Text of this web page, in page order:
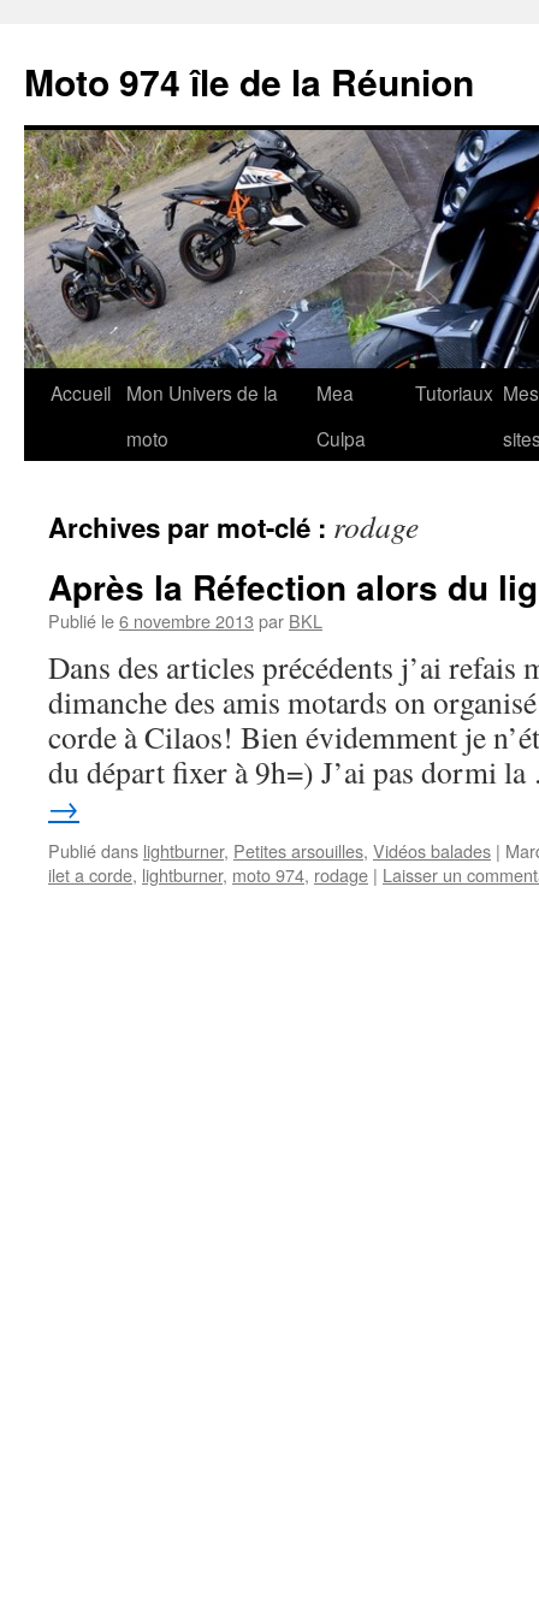
contenu
Moto 974 île de la Réunion
Accueil
Mon Univers de la
moto
Mea
Culpa
Tutoriaux
Archives par mot-clé : rodage
Après la Réfection alors du
Publié le6 novembre 2013 par BKL
Dans des articles précédents j’ai
dimanche des amis motards on
corde à Cilaos! Bien évidemment je
du départ fixer à 9h=) J’ai pas dormi
→
Publié dans lightburner, Petites arsouilles, Vidéos balades |
ilet a corde, lightburner, moto 974, rodage | Laisser un